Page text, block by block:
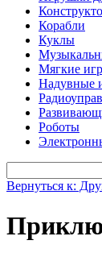
Корабли
Куклы
Мягкие
Надувные
Роботы
Вернуться к: